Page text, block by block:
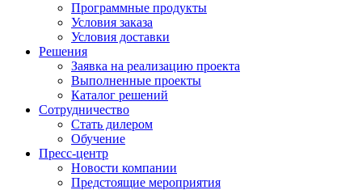
Программные продукты
Условия заказа
Условия доставки
Решения
Заявка на реализацию проекта
Выполненные проекты
Каталог решений
Сотрудничество
Стать дилером
Обучение
Пресс-центр
Новости компании
Предстоящие мероприятия